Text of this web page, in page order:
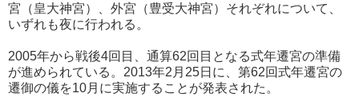
宮（皇大神宮）、外宮（豊受大神宮）それぞれについて、
いずれも夜に行われる。
2005年から戦後4回目、通算62回目となる式年遷宮の準備
が進められている。2013年2月25日に、第62回式年遷宮の
遷御の儀を10月に実施することが発表された。